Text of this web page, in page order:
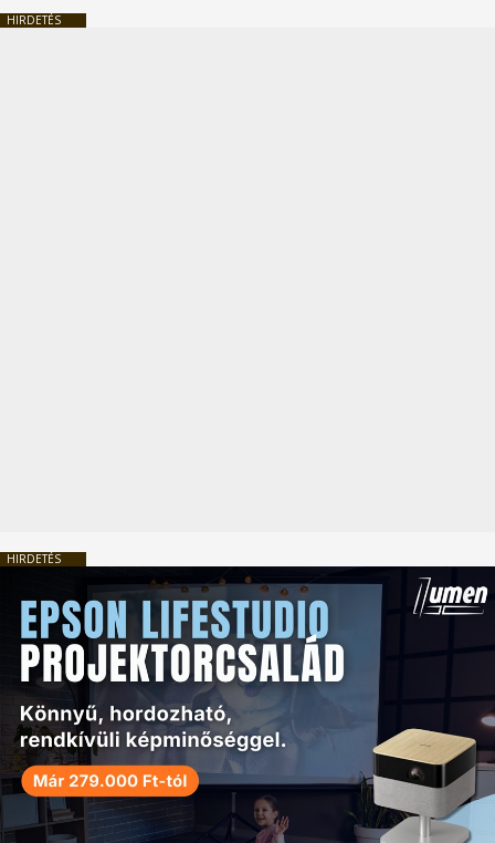
HIRDETÉS
HIRDETÉS